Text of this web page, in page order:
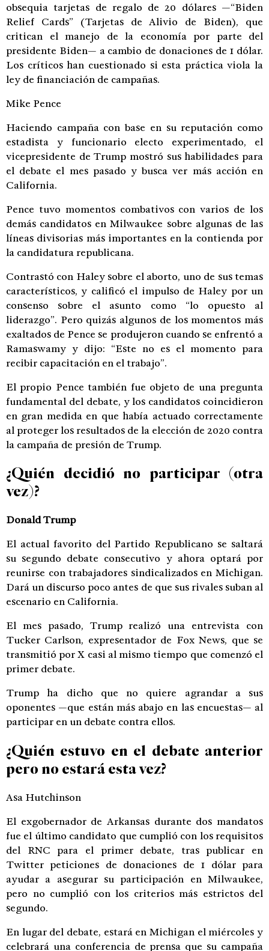
obsequia tarjetas de regalo de 20 dólares —“Biden
Relief Cards” (Tarjetas de Alivio de Biden), que
critican el manejo de la economía por parte del
presidente Biden— a cambio de donaciones de 1 dólar.
Los críticos han cuestionado si esta práctica viola la
ley de financiación de campañas.
Mike Pence
Haciendo campaña con base en su reputación como
estadista y funcionario electo experimentado, el
vicepresidente de Trump mostró sus habilidades para
el debate el mes pasado y busca ver más acción en
California.
Pence tuvo momentos combativos con varios de los
demás candidatos en Milwaukee sobre algunas de las
líneas divisorias más importantes en la contienda por
la candidatura republicana.
Contrastó con Haley sobre el aborto, uno de sus temas
característicos, y calificó el impulso de Haley por un
consenso sobre el asunto como “lo opuesto al
liderazgo”. Pero quizás algunos de los momentos más
exaltados de Pence se produjeron cuando se enfrentó a
Ramaswamy y dijo: “Este no es el momento para
recibir capacitación en el trabajo”.
El propio Pence también fue objeto de una pregunta
fundamental del debate, y los candidatos coincidieron
en gran medida en que había actuado correctamente
al proteger los resultados de la elección de 2020 contra
la campaña de presión de Trump.
¿Quién decidió no participar (otra
vez)?
Donald Trump
El actual favorito del Partido Republicano se saltará
su segundo debate consecutivo y ahora optará por
reunirse con trabajadores sindicalizados en Michigan.
Dará un discurso poco antes de que sus rivales suban al
escenario en California.
El mes pasado, Trump realizó una entrevista con
Tucker Carlson, expresentador de Fox News, que se
transmitió por X casi al mismo tiempo que comenzó el
primer debate.
Trump ha dicho que no quiere agrandar a sus
oponentes —que están más abajo en las encuestas— al
participar en un debate contra ellos.
¿Quién estuvo en el debate anterior
pero no estará esta vez?
Asa Hutchinson
El exgobernador de Arkansas durante dos mandatos
fue el último candidato que cumplió con los requisitos
del RNC para el primer debate, tras publicar en
Twitter peticiones de donaciones de 1 dólar para
ayudar a asegurar su participación en Milwaukee,
pero no cumplió con los criterios más estrictos del
segundo.
En lugar del debate, estará en Michigan el miércoles y
celebrará una conferencia de prensa que su campaña